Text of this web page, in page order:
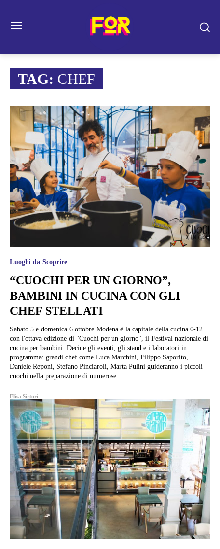
TAG: CHEF
Luoghi da Scoprire
“CUOCHI PER UN GIORNO”,
BAMBINI IN CUCINA CON GLI
CHEF STELLATI
Sabato 5 e domenica 6 ottobre Modena è la capitale della cucina 0-12
con l'ottava edizione di "Cuochi per un giorno", il Festival nazionale di
cucina per bambini. Decine gli eventi, gli stand e i laboratori in
programma: grandi chef come Luca Marchini, Filippo Saporito,
Daniele Reponi, Stefano Pinciaroli, Marta Pulini guideranno i piccoli
cuochi nella preparazione di numerose...
Elisa Sirtori